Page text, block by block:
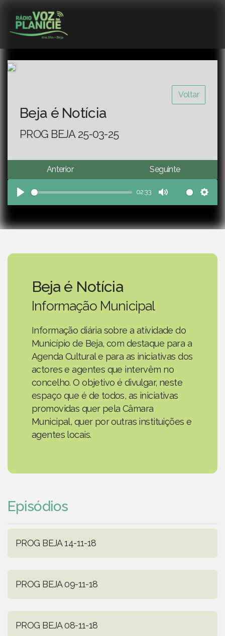
Voltar
Beja é Notícia
PROG BEJA 25-03-25
Anterior Seguinte
Play
02:33
Mute
Beja é Notícia
Informação Municipal
Informação diária sobre a atividade do
Município de Beja, com destaque para a
Agenda Cultural e para as iniciativas dos
actores e agentes que intervêm no
concelho. O objetivo é divulgar, neste
espaço que é de todos, as iniciativas
promovidas quer pela Câmara
Municipal, quer por outras instituições e
agentes locais.
Episódios
PROG BEJA 14-11-18
PROG BEJA 09-11-18
PROG BEJA 08-11-18